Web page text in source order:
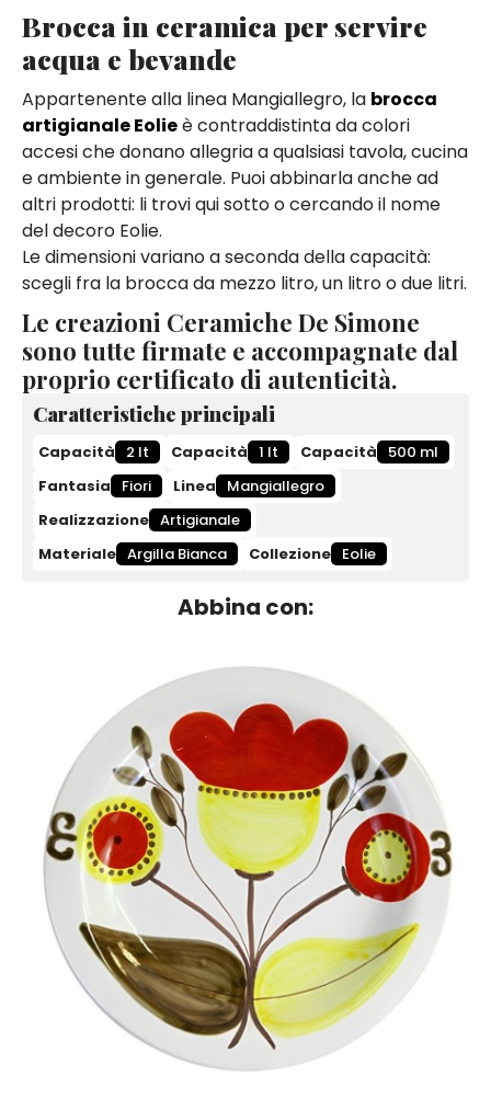
Brocca in ceramica per servire
acqua e bevande
Appartenente alla linea Mangiallegro, la brocca
artigianale Eolieè contraddistinta da colori
accesi che donano allegria a qualsiasi tavola, cucina
e ambiente in generale. Puoi abbinarla anche ad
altri prodotti: li trovi qui sotto o cercando il nome
del decoro Eolie.
Le dimensioni variano a seconda della capacità:
scegli fra la brocca da mezzo litro, un litro o due litri.
Le creazioni Ceramiche De Simone
sono tutte firmate e accompagnate dal
proprio certificato di autenticità.
Caratteristiche principali
Capacità 2 lt Capacità 1 lt Capacità
500 ml
Fantasia
Fiori Linea
Mangiallegro
Realizzazione Artigianale
Materiale Argilla Bianca Collezione Eolie
Abbina con: